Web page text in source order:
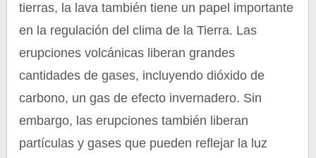
tierras, la lava también tiene un papel importante
en la regulación del clima de la Tierra. Las
erupciones volcánicas liberan grandes
cantidades de gases, incluyendo dióxido de
carbono, un gas de efecto invernadero. Sin
embargo, las erupciones también liberan
partículas y gases que pueden reflejar la luz